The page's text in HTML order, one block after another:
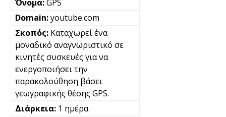
GPS
youtube.com
Καταχωρεί ένα
μοναδικό αναγνωριστικό σε
κινητές συσκευές για να
ενεργοποιήσει την
παρακολούθηση βάσει
γεωγραφικής θέσης GPS.
1 ημέρα